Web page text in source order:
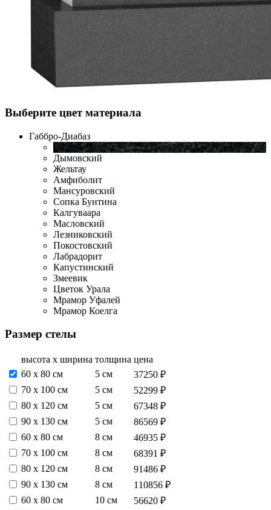
Выберите цвет материала
Габбро-Диабаз
Габбро-Диабаз
Дымовский
Жельтау
Амфиболит
Мансуровский
Сопка Бунтина
Калгуваара
Масловский
Лезниковский
Покостовский
Лабрадорит
Капустинский
Змеевик
Цветок Урала
Мрамор Уфалей
Мрамор Коелга
Размер стелы
высота х ширина толщина цена
60 х 80 см
5 см
37250 ₽
70 х 100 см
5 см
52299 ₽
80 х 120 см
5 см
67348 ₽
90 х 130 см
5 см
86569 ₽
60 х 80 см
8 см
46935 ₽
70 х 100 см
8 см
68391 ₽
80 х 120 см
8 см
91486 ₽
90 х 130 см
8 см
110856 ₽
60 х 80 см
10 см
56620 ₽